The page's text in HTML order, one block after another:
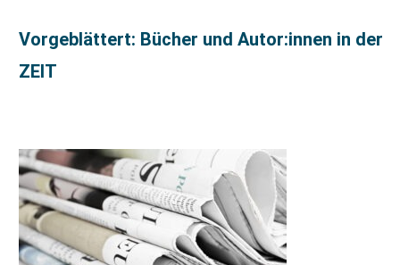
Vorgeblättert: Bücher und Autor:innen in der
ZEIT